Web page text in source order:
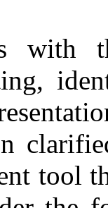
with
tool